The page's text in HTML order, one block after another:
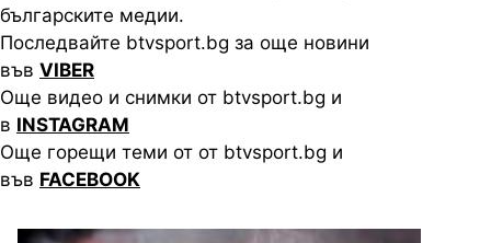
българските медии.
Последвайте btvsport.bg за още новини
във VIBER
Още видео и снимки от btvsport.bg и
в INSTAGRAM
Още горещи теми от от btvsport.bg и
във FACEBOOK